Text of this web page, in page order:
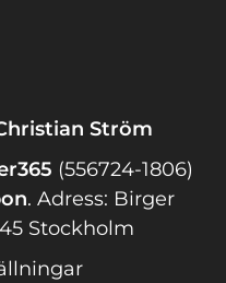
Ström
(556724-1806)
. Adress: Birger
Stockholm